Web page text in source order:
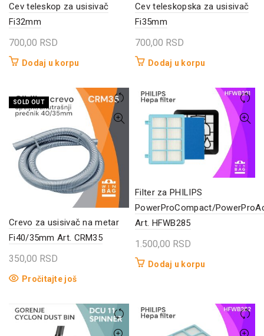
Cev teleskop za usisivač
Fi32mm
700,00 RSD
Dodaj u korpu
Cev teleskopska za usisivač
Fi35mm
700,00 RSD
Dodaj u korpu
SOLD OUT
Crevo za usisivač na metar
Fi40/35mm Art. CRM35
350,00 RSD
Pročitajte još
Filter za PHILIPS
PowerProCompact/
Art. HFWB285
1.500,00 RSD
Dodaj u korpu